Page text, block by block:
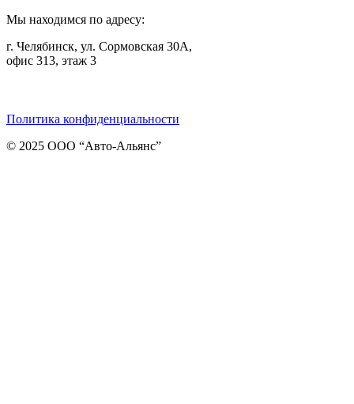
Мы находимся по адресу:
г. Челябинск, ул. Сормовская 30А,
офис 313, этаж 3
Политика конфиденциальности
© 2025 ООО “Авто-Альянс”